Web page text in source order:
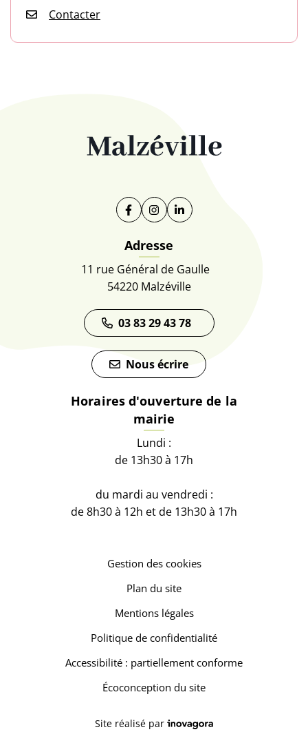
Contacter
Facebook
(ouverture dans un nouvel onglet)
Instagram
(ouverture dans un nouvel
Linkedin
(ouverture dans un
Adresse
11 rue Général de Gaulle
54220 Malzéville
03 83 29 43 78
Nous écrire
Horaires d'ouverture de la
mairie
Lundi :
de 13h30 à 17h
du mardi au vendredi :
de 8h30 à 12h et de 13h30 à 17h
Gestion des cookies
Plan du site
Mentions légales
Politique de confidentialité
Accessibilité : partiellement conforme
Écoconception du site
Site réalisé parInovagora (ouverture dans un